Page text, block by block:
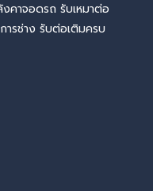
คาจอดรถ รับเหมาต่อ
รช่าง รับต่อเติมครบ